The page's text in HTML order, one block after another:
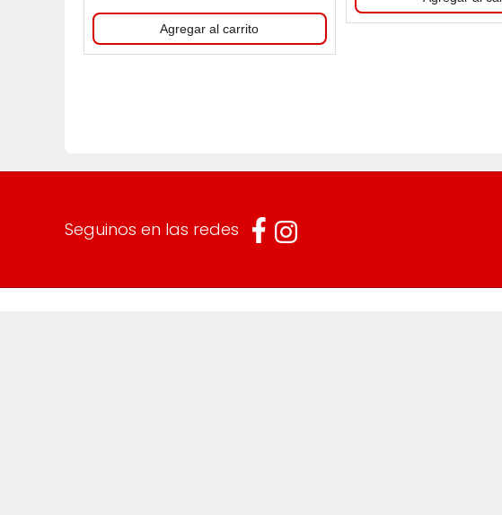
Seguinos en las redes